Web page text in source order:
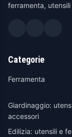
ferramenta,
Categorie
Ferramenta
Giardinaggio:
accessori
Edilizia: utensili e